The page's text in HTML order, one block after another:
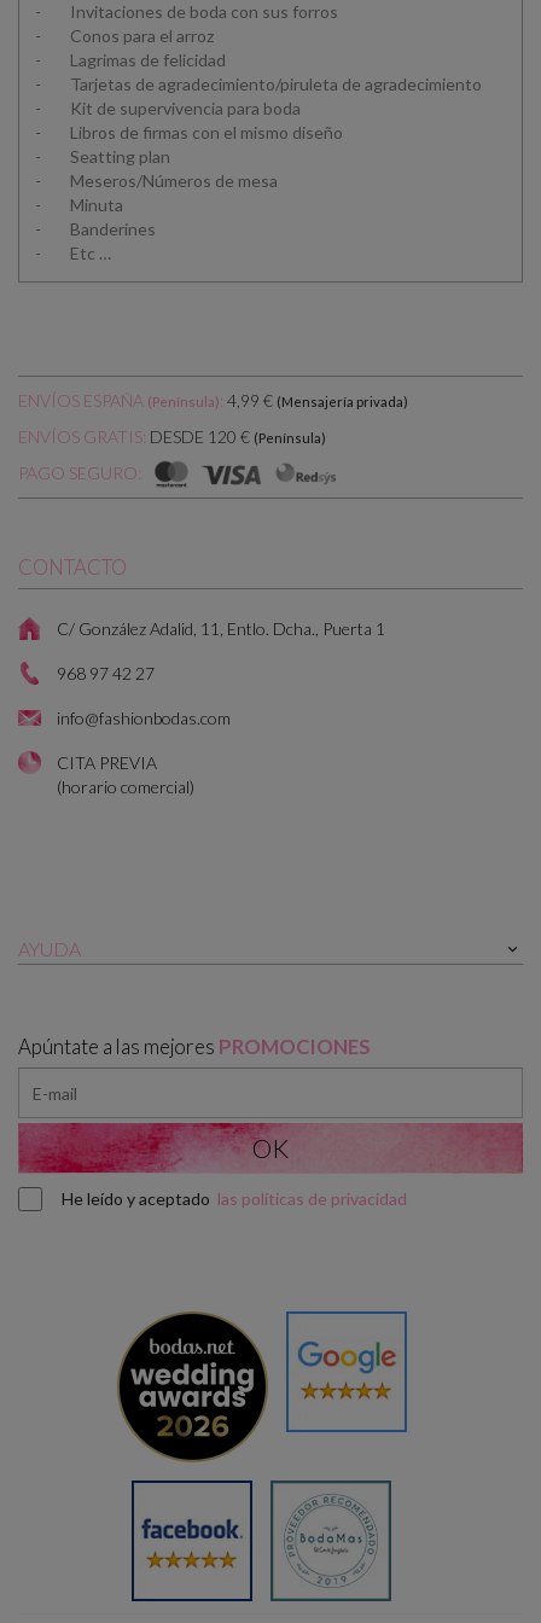
- Invitaciones de boda con sus forros
- Conos para el arroz
- Lagrimas de felicidad
- Tarjetas de agradecimiento/piruleta de agradecimiento
- Kit de supervivencia para boda
- Libros de firmas con el mismo diseño
- Seatting plan
- Meseros/Números de mesa
- Minuta
- Banderines
- Etc …
ENVÍOS ESPAÑA (Península): 4,99 € (Mensajería privada)
ENVÍOS GRATIS: DESDE 120 € (Península)
PAGO SEGURO:
CONTACTO
C/ González Adalid, 11, Entlo. Dcha., Puerta 1
968 97 42 27
info@fashionbodas.com
CITA PREVIA
(horario comercial)
AYUDA 
Apúntate a las mejores PROMOCIONES
He leído y aceptado las políticas de privacidad